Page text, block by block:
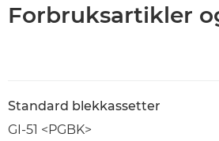
Forbruksartikler
Standard blekkassetter
GI-51 <PGBK>